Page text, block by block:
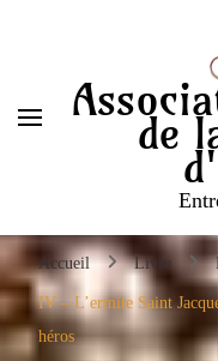
de
Accueil Livre
IV – L’ermite Saint
héros